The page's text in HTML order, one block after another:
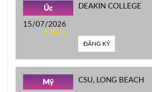
Úc
15/07/2026
14h21
DEAKIN COLLEGE
ĐĂNG KÝ
Mỹ CSU, LONG BEACH